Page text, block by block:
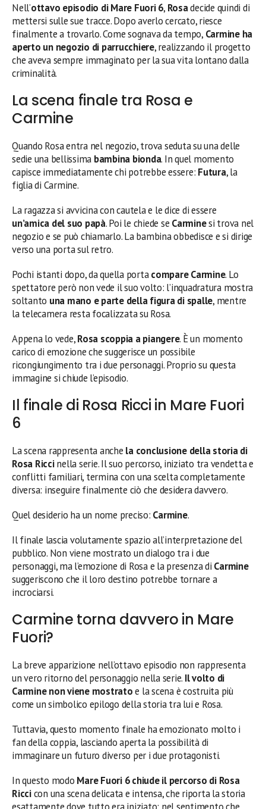
Nell’ottavo episodio di Mare Fuori 6, Rosadecide quindi di
mettersi sulle sue tracce. Dopo averlo cercato, riesce
finalmente a trovarlo. Come sognava da tempo, Carmine ha
aperto un negozio di parrucchiere, realizzando il progetto
che aveva sempre immaginato per la sua vita lontano dalla
criminalità.
La scena finale tra Rosa e
Carmine
Quando Rosa entra nel negozio, trova seduta su una delle
sedie una bellissima bambina bionda. In quel momento
capisce immediatamente chi potrebbe essere: Futura, la
figlia di Carmine.
La ragazza si avvicina con cautela e le dice di essere
un’amica del suo papà. Poi le chiede se Carminesi trova nel
negozio e se può chiamarlo. La bambina obbedisce e si dirige
verso una porta sul retro.
Pochi istanti dopo, da quella portacompare Carmine. Lo
spettatore però non vede il suo volto: l’inquadratura mostra
soltanto una mano e parte della figura di spalle, mentre
la telecamera resta focalizzata su Rosa.
Appena lo vede,Rosa scoppia a piangere. È un momento
carico di emozione che suggerisce un possibile
ricongiungimento tra i due personaggi. Proprio su questa
immagine si chiude l’episodio.
Il finale di Rosa Ricci in Mare Fuori
6
La scena rappresenta anche la conclusione della storia di
Rosa Riccinella serie. Il suo percorso, iniziato tra vendetta e
conflitti familiari, termina con una scelta completamente
diversa: inseguire finalmente ciò che desidera davvero.
Quel desiderio ha un nome preciso: Carmine.
Il finale lascia volutamente spazio all’interpretazione del
pubblico. Non viene mostrato un dialogo tra i due
personaggi, ma l’emozione di Rosa e la presenza di Carmine
suggeriscono che il loro destino potrebbe tornare a
incrociarsi.
Carmine torna davvero in Mare
Fuori?
La breve apparizione nell’ottavo episodio non rappresenta
un vero ritorno del personaggio nella serie. Il volto di
Carmine non viene mostratoe la scena è costruita più
come un simbolico epilogo della storia tra lui e Rosa.
Tuttavia, questo momento finale ha emozionato molto i
fan della coppia, lasciando aperta la possibilità di
immaginare un futuro diverso per i due protagonisti.
In questo modo Mare Fuori 6 chiude il percorso di Rosa
Riccicon una scena delicata e intensa, che riporta la storia